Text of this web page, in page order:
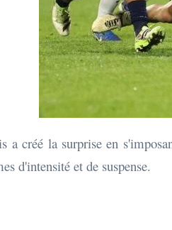
a créé la surprise en
d'intensité et de suspense.